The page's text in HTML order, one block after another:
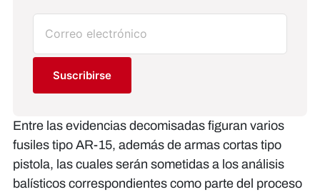
Suscribirse
Entre las evidencias decomisadas figuran varios
fusiles tipo AR-15, además de armas cortas tipo
pistola, las cuales serán sometidas a los análisis
balísticos correspondientes como parte del proceso